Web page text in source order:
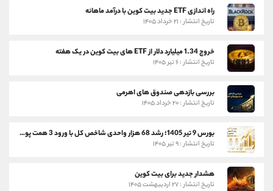
راه اندازی ETF جدید بیت کوین با درآمد ماهانه
تاریخ انتشار : ۲۱ خرداد ۱۴۰۵
خروج 1.34 میلیارد دلار از ETF های بیت کوین در یک هفته
تاریخ انتشار : ۶ تیر ۱۴۰۵
بررسی بازدهی صندوق های اهرمی
تاریخ انتشار : ۲۰ خرداد ۱۴۰۵
بورس 9 تیر 1405؛ رشد 68 هزار واحدی شاخص کل با ورود 3 همت پول حقیقی
تاریخ انتشار : ۹ تیر ۱۴۰۵
هشدار جدید برای بیت کوین
تاریخ انتشار : ۲۷ اردیبهشت ۱۴۰۵